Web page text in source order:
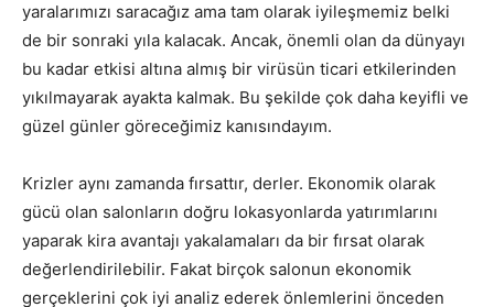
yaralarımızı saracağız ama tam olarak iyileşmemiz belki
de bir sonraki yıla kalacak. Ancak, önemli olan da dünyayı
bu kadar etkisi altına almış bir virüsün ticari etkilerinden
yıkılmayarak ayakta kalmak. Bu şekilde çok daha keyifli ve
güzel günler göreceğimiz kanısındayım.
Krizler aynı zamanda fırsattır, derler. Ekonomik olarak
gücü olan salonların doğru lokasyonlarda yatırımlarını
yaparak kira avantajı yakalamaları da bir fırsat olarak
değerlendirilebilir. Fakat birçok salonun ekonomik
gerçeklerini çok iyi analiz ederek önlemlerini önceden